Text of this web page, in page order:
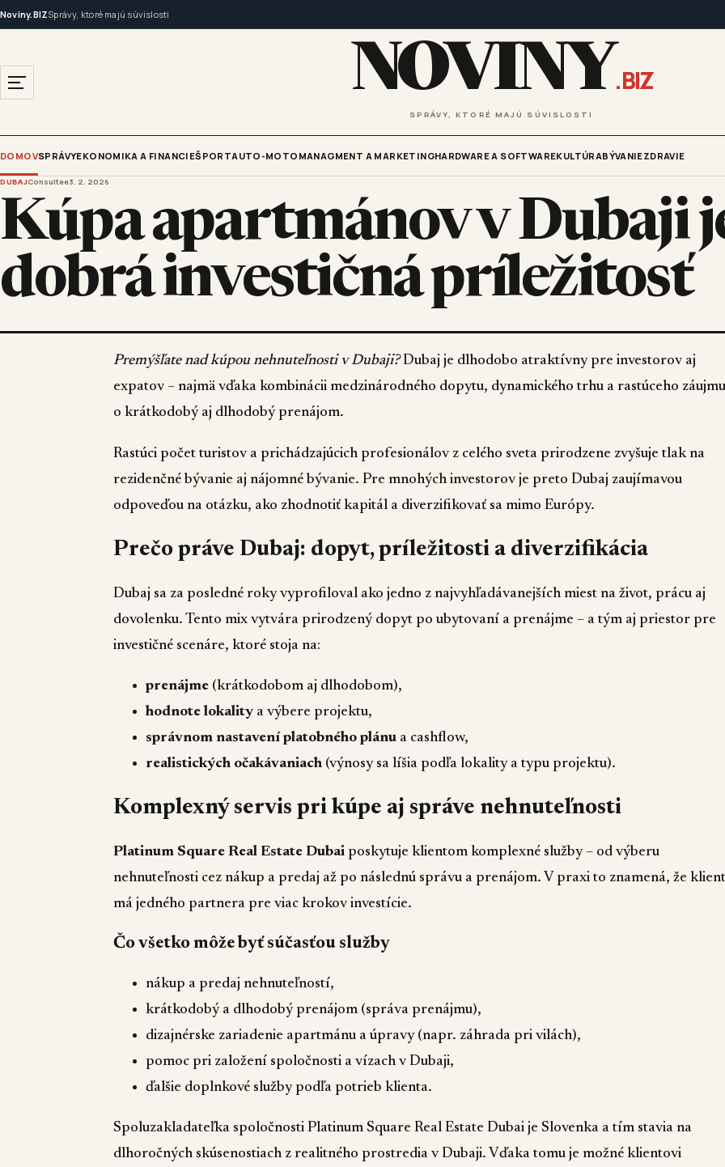
Noviny.BIZSprávy, ktoré majú súvislosti
NOVINY .BIZ
SPRÁVY, KTORÉ MAJÚ SÚVISLOSTI
DOMOVSPRÁVYEKONOMIKA A FINANCIEŠPORTAUTO-MOTO MANAGMENT A MARKETINGHARDWARE A SOFTWAREKULTÚRABÝVANIEZDRAVIE
DUBAJConsultee3. 2. 2026
Kúpa apartmánov v Dubaji
dobrá investičná príležitosť
Premýšľate nad kúpou nehnuteľnosti v Dubaji?Dubaj je dlhodobo atraktívny pre investorov aj
expatov – najmä vďaka kombinácii medzinárodného dopytu, dynamického trhu a rastúceho záujmu
o krátkodobý aj dlhodobý prenájom.
Rastúci počet turistov a prichádzajúcich profesionálov z celého sveta prirodzene zvyšuje tlak na
rezidenčné bývanie aj nájomné bývanie. Pre mnohých investorov je preto Dubaj zaujímavou
odpoveďou na otázku, ako zhodnotiť kapitál a diverzifikovať sa mimo Európy.
Prečo práve Dubaj: dopyt, príležitosti a diverzifikácia
Dubaj sa za posledné roky vyprofiloval ako jedno z najvyhľadávanejších miest na život, prácu aj
dovolenku. Tento mix vytvára prirodzený dopyt po ubytovaní a prenájme – a tým aj priestor pre
investičné scenáre, ktoré stoja na:
prenájme (krátkodobom aj dlhodobom),
hodnote lokality a výbere projektu,
správnom nastavení platobného plánu a cashflow,
realistických očakávaniach (výnosy sa líšia podľa lokality a typu projektu).
Komplexný servis pri kúpe aj správe nehnuteľnosti
Platinum Square Real Estate Dubai poskytuje klientom komplexné služby – od výberu
nehnuteľnosti cez nákup a predaj až po následnú správu a prenájom. V praxi to znamená, že klient
má jedného partnera pre viac krokov investície.
Čo všetko môže byť súčasťou služby
nákup a predaj nehnuteľností,
krátkodobý a dlhodobý prenájom (správa prenájmu),
dizajnérske zariadenie apartmánu a úpravy (napr. záhrada pri vilách),
pomoc pri založení spoločnosti a vízach v Dubaji,
ďalšie doplnkové služby podľa potrieb klienta.
Spoluzakladateľka spoločnosti Platinum Square Real Estate Dubai je Slovenka a tím stavia na
dlhoročných skúsenostiach z realitného prostredia v Dubaji. Vďaka tomu je možné klientovi